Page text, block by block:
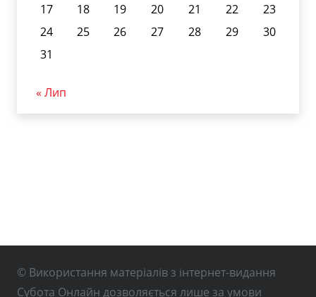
17
18 19 20 21 22
23
24
25 26 27 28 29
30
31
« Лип
© Використання матеріалів з інтернет-видання
Субота Онлайн дозволяється лише за умови